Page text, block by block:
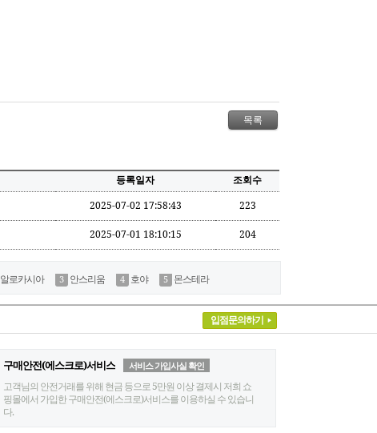
등록일자
조회수
2025-07-02 17:58:43 223
2025-07-01 18:10:15 204
알로카시아 안스리움 호야 몬스테라
입점문의하기
구매안전(에스크로)서비스 서비스 가입사실 확인
고객님의 안전거래를 위해 현금 등으로 5만원 이상 결제시 저희 쇼
핑몰에서 가입한 구매안전(에스크로)서비스를 이용하실 수 있습니
다.